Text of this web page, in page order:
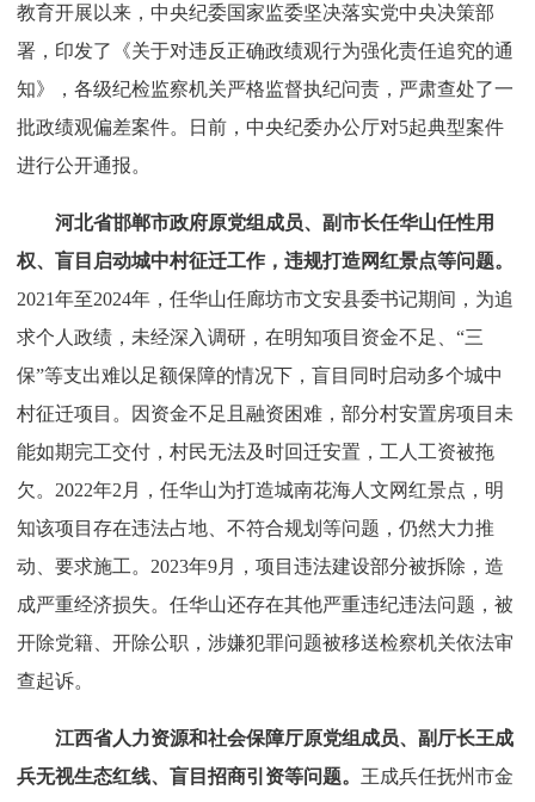
教育开展以来，中央纪委国家监委坚决落实党中央决策部
署，印发了《关于对违反正确政绩观行为强化责任追究的通
知》，各级纪检监察机关严格监督执纪问责，严肃查处了一
批政绩观偏差案件。日前，中央纪委办公厅对5起典型案件
进行公开通报。
河北省邯郸市政府原党组成员、副市长任华山任性用
权、盲目启动城中村征迁工作，违规打造网红景点等问题。
2021年至2024年，任华山任廊坊市文安县委书记期间，为追
求个人政绩，未经深入调研，在明知项目资金不足、“三
保”等支出难以足额保障的情况下，盲目同时启动多个城中
村征迁项目。因资金不足且融资困难，部分村安置房项目未
能如期完工交付，村民无法及时回迁安置，工人工资被拖
欠。2022年2月，任华山为打造城南花海人文网红景点，明
知该项目存在违法占地、不符合规划等问题，仍然大力推
动、要求施工。2023年9月，项目违法建设部分被拆除，造
成严重经济损失。任华山还存在其他严重违纪违法问题，被
开除党籍、开除公职，涉嫌犯罪问题被移送检察机关依法审
查起诉。
江西省人力资源和社会保障厅原党组成员、副厅长王成
兵无视生态红线、盲目招商引资等问题。 王成兵任抚州市金